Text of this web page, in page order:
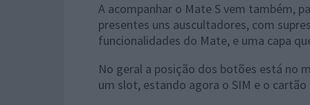
A acompanhar o Mate S vem também,
presentes uns auscultadores, com
funcionalidades do Mate, e uma capa
No geral a posição dos botões está no
um slot, estando agora o SIM e o